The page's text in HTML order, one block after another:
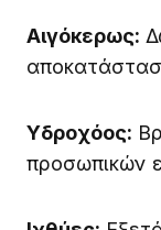
Αιγόκερως:
Υδροχόος:
προσωπικών